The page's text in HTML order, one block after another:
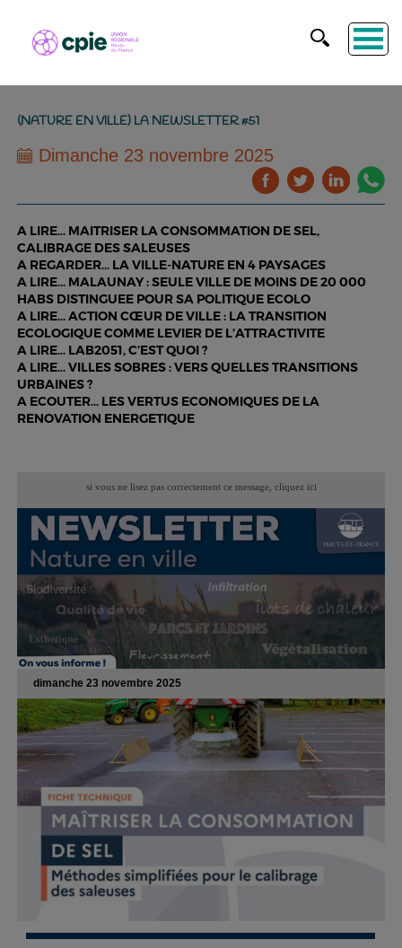
(NATURE EN VILLE) LA NEWSLETTER #51
Dimanche 23 novembre 2025
A LIRE… MAITRISER LA CONSOMMATION DE SEL,
CALIBRAGE DES SALEUSES
A REGARDER… LA VILLE-NATURE EN 4 PAYSAGES
A LIRE… MALAUNAY : SEULE VILLE DE MOINS DE 20 000
HABS DISTINGUEE POUR SA POLITIQUE ECOLO
A LIRE… ACTION CŒUR DE VILLE : LA TRANSITION
ECOLOGIQUE COMME LEVIER DE L’ATTRACTIVITE
A LIRE… LAB2051, C’EST QUOI ?
A LIRE… VILLES SOBRES : VERS QUELLES TRANSITIONS
URBAINES ?
A ECOUTER… LES VERTUS ECONOMIQUES DE LA
RENOVATION ENERGETIQUE
si vous ne lisez pas correctement ce message, cliquez ici
dimanche 23 novembre 2025